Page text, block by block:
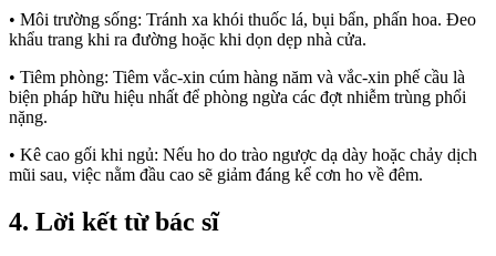
• Môi trường sống: Tránh xa khói thuốc lá, bụi bẩn, phấn hoa. Đeo
khẩu trang khi ra đường hoặc khi dọn dẹp nhà cửa.
• Tiêm phòng: Tiêm vắc-xin cúm hàng năm và vắc-xin phế cầu là
biện pháp hữu hiệu nhất để phòng ngừa các đợt nhiễm trùng phổi
nặng.
• Kê cao gối khi ngủ: Nếu ho do trào ngược dạ dày hoặc chảy dịch
mũi sau, việc nằm đầu cao sẽ giảm đáng kể cơn ho về đêm.
4. Lời kết từ bác sĩ